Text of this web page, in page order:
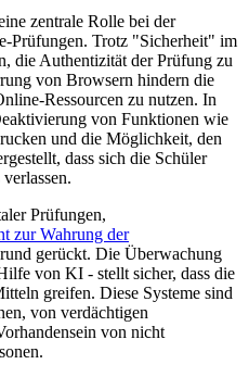
zentrale Rolle bei der
Prüfungen. Trotz "Sicherheit" im
die Authentizität der Prüfung zu
von Browsern hindern die
Ressourcen zu nutzen. In
von Funktionen wie
und die Möglichkeit, den
dass sich die Schüler
Prüfungen,
zur Wahrung der
gerückt. Die Überwachung
von KI - stellt sicher, dass die
greifen. Diese Systeme sind
von verdächtigen
von nicht